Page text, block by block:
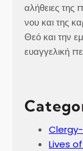
αλήθειες της
νου και της
Θεό και την
ευαγγελική
Lives